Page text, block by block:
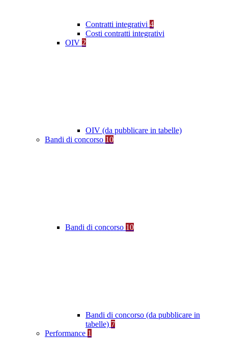
Contratti integrativi 4
Costi contratti integrativi
OIV 2
OIV (da pubblicare in tabelle)
Bandi di concorso 10
Bandi di concorso 10
Bandi di concorso (da pubblicare in
tabelle) 7
Performance 1